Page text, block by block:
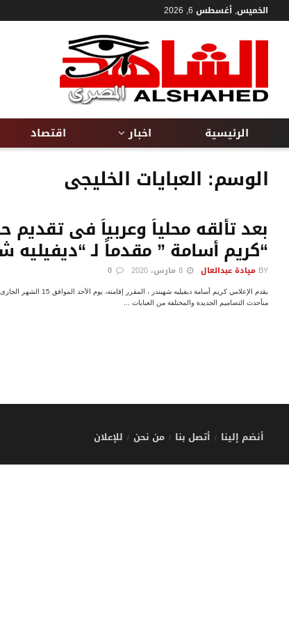
الخميس, أغسطس 6, 2026
الرئيسية اخبار اقتصاد
الوسم: العبايات الخليجى
بعد تألقه محلياً وعربياً فى
“كريم أسامة ” مقدماً لـ “ديفيليه
BY ميادة عبدالعال
يقدم الإعلامي كريم أسامة
منأحدث التصاميم الجديدة والمختلفة من العبايات ...
أنضم إلينا أتصل بنا من نحن للإعلان